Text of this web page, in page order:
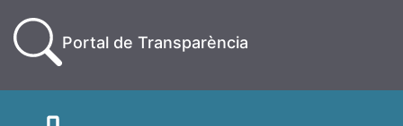
Portal de Transparència